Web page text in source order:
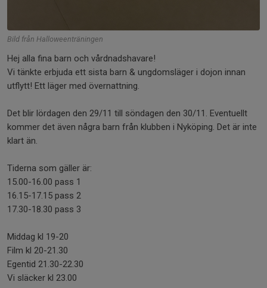
Bild från Halloweenträningen
Hej alla fina barn och vårdnadshavare!
Vi tänkte erbjuda ett sista barn & ungdomsläger i dojon innan
utflytt! Ett läger med övernattning.
Det blir lördagen den 29/11 till söndagen den 30/11. Eventuellt
kommer det även några barn från klubben i Nyköping. Det är inte
klart än.
Tiderna som gäller är:
15.00-16.00 pass 1
16.15-17.15 pass 2
17.30-18.30 pass 3
Middag kl 19-20
Film kl 20-21.30
Egentid 21.30-22.30
Vi släcker kl 23.00